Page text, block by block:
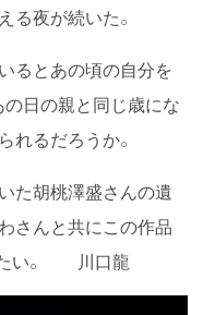
る夜が続いた。
るとあの頃の自分を
の日の親と同じ歳にな
れるだろうか。
た胡桃澤盛さんの遺
さんと共にこの作品
たい。 川口龍